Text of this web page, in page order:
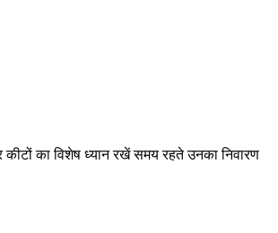
का विशेष ध्यान रखें समय रहते उनका निवारण